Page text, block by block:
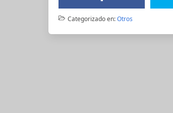
Categorizado en:Otros